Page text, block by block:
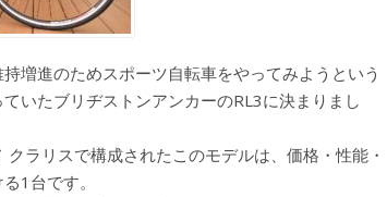
増進のためスポーツ自転車をやってみようという
いたブリヂストンアンカーのRL3に決まりまし
ラリスで構成されたこのモデルは、価格・性能・
1台です。